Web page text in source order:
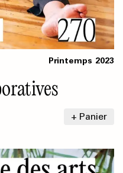
Printemps 2023
+ Panier